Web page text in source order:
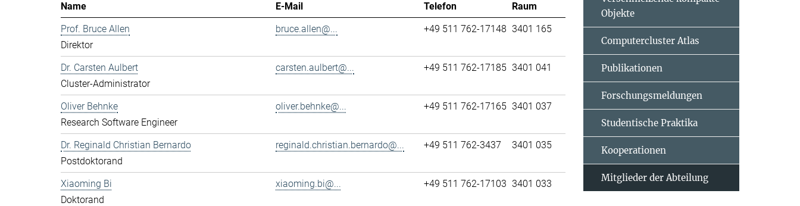
Name E-Mail Telefon
Raum
Prof. Bruce Allen
Direktor
bruce.allen@... +49 511 762-17148 3401 165
Dr. Carsten Aulbert
Cluster-Administrator
carsten.aulbert@... +49 511 762-17185 3401 041
Oliver Behnke
Research Software Engineer
oliver.behnke@... +49 511 762-17165 3401 037
Dr. Reginald Christian Bernardo
Postdoktorand
reginald.christian.bernardo@... +49 511 762-3437 3401 035
Xiaoming Bi
Doktorand
xiaoming.bi@... +49 511 762-17103 3401 033
Objekte
Computercluster Atlas
Publikationen
Forschungsmeldungen
Studentische Praktika
Kooperationen
Mitglieder der Abteilung